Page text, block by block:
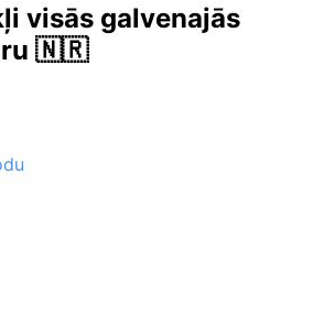
visās galvenajās
🇳🇷